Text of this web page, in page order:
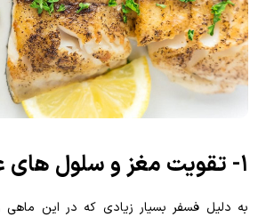
۱- تقویت مغز و سلول های عصبی
به دلیل فسفر بسیار زیادی که در این ماهی